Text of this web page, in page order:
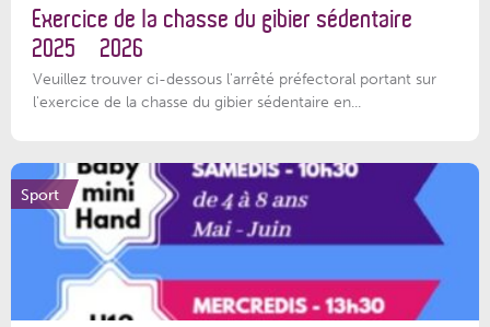
Exercice de la chasse du gibier sédentaire
2025 – 2026
Veuillez trouver ci-dessous l'arrêté préfectoral portant sur
l'exercice de la chasse du gibier sédentaire en...
Sport